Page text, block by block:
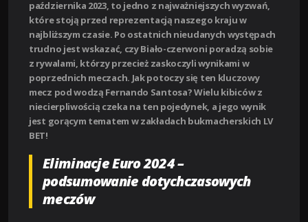
października 2023, to jedno z najważniejszych wyzwań,
które stoją przed reprezentacją naszego kraju w
najbliższym czasie. Po ostatnich nieudanych występach
trudno jest wskazać, czy Biało-czerwoni poradzą sobie
z rywalami, którzy przecież zaskoczyli wynikami w
poprzednich meczach. Jak potoczy się ten kluczowy
mecz pod wodzą Fernando Santosa? Wielu kibiców z
niecierpliwością czeka na ten pojedynek, a jego wynik
jest gorącym tematem w zakładach bukmacherskich LV
BET!
Eliminacje Euro 2024 –
podsumowanie dotychczasowych
meczów